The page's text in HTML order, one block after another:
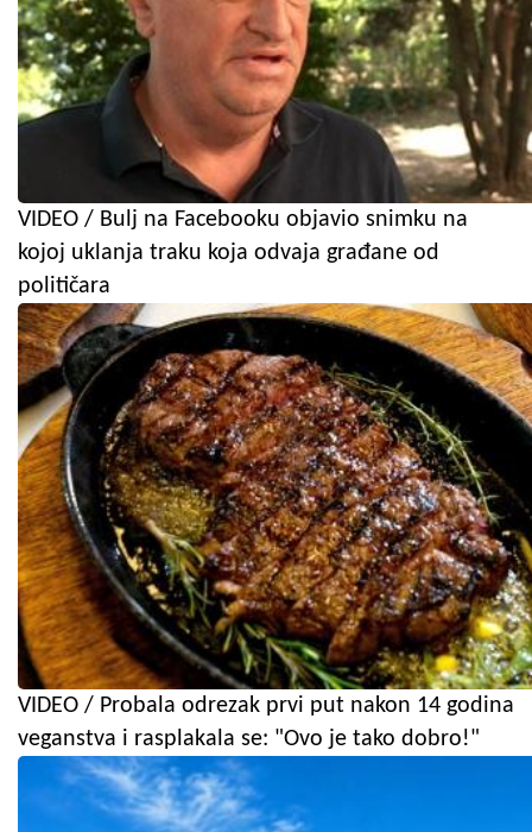
VIDEO / Bulj na Facebooku objavio snimku na
kojoj uklanja traku koja odvaja građane od
političara
VIDEO / Probala odrezak prvi put nakon 14 godina
veganstva i rasplakala se: "Ovo je tako dobro!"